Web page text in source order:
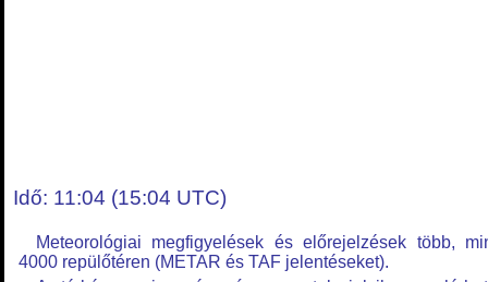
Idő: 11:04 (15:04 UTC)
Meteorológiai megfigyelések és előrejelzések több,
4000 repülőtéren (METAR és TAF jelentéseket).